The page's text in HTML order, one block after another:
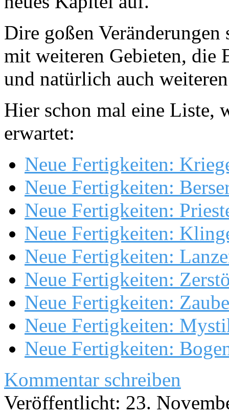
Dire goßen
mit weiteren Gebieten, die
und natürlich auch
Hier schon mal eine Liste,
erwartet:
Neue Fertigkeiten:
Neue Fertigkeiten:
Neue Fertigkeiten:
Neue Fertigkeiten:
Neue Fertigkeiten:
Neue Fertigkeiten:
Neue Fertigkeiten:
Neue Fertigkeiten:
Neue Fertigkeiten:
Kommentar schreiben
Veröffentlicht: 23.